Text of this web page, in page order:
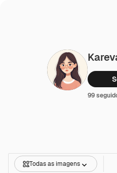
99
Todas as imagens